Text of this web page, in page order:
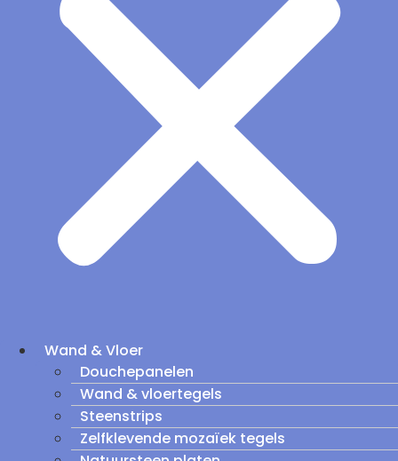
Wand & Vloer
Douchepanelen
Wand & vloertegels
Steenstrips
Zelfklevende mozaïek tegels